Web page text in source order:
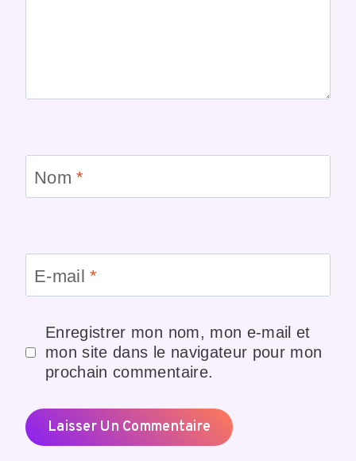
Nom*
E-mail*
Enregistrer mon nom, mon e-mail et
mon site dans le navigateur pour mon
prochain commentaire.